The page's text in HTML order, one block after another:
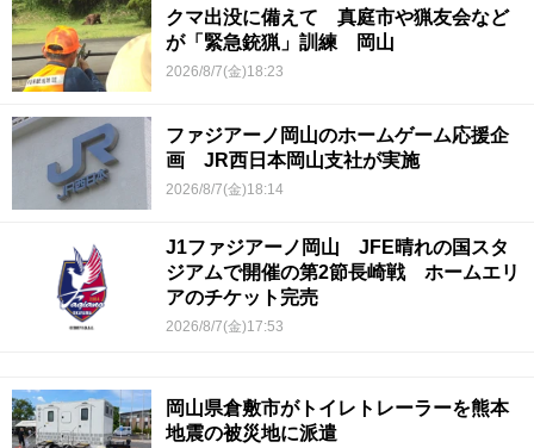
クマ出没に備えて 真庭市や猟友会など
が「緊急銃猟」訓練 岡山
2026/8/7(金)18:23
ファジアーノ岡山のホームゲーム応援企
画 JR西日本岡山支社が実施
2026/8/7(金)18:14
J1ファジアーノ岡山 JFE晴れの国スタ
ジアムで開催の第2節長崎戦 ホームエリ
アのチケット完売
2026/8/7(金)17:53
岡山県倉敷市がトイレトレーラーを熊本
地震の被災地に派遣